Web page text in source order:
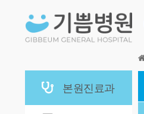
본원진료과